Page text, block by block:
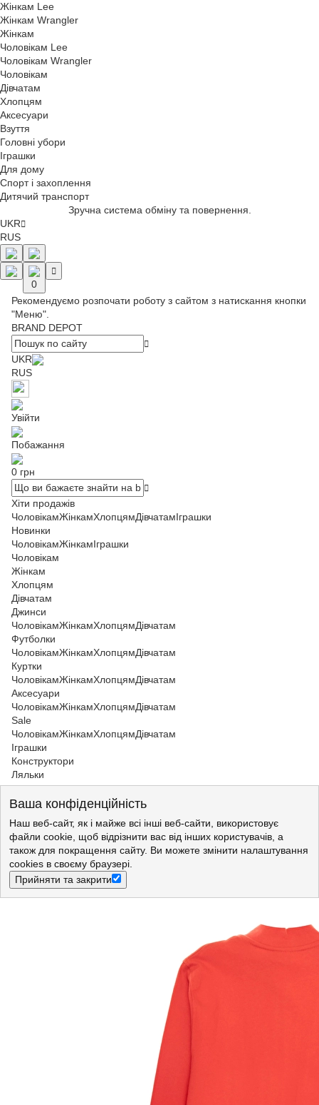
Жінкам Lee
Жінкам Wrangler
Жінкам
Чоловікам Lee
Чоловікам Wrangler
Чоловікам
Дівчатам
Хлопцям
Аксесуари
Взуття
Головні убори
Іграшки
Для дому
Спорт і захоплення
Дитячий транспорт
Зручна система обміну та повернення.
UKR
RUS
0
Рекомендуємо розпочати роботу з сайтом з натискання кнопки
"Меню".
BRAND DEPOT
UKR
RUS
Увійти
Побажання
0 грн
Хіти продажів
ЧоловікамЖінкамХлопцямДівчатамІграшки
Новинки
ЧоловікамЖінкамІграшки
Чоловікам
Жінкам
Хлопцям
Дівчатам
Джинси
ЧоловікамЖінкамХлопцямДівчатам
Футболки
ЧоловікамЖінкамХлопцямДівчатам
Куртки
ЧоловікамЖінкамХлопцямДівчатам
Аксесуари
ЧоловікамЖінкамХлопцямДівчатам
Sale
ЧоловікамЖінкамХлопцямДівчатам
Іграшки
Конструктори
Ляльки
Ваша конфіденційність
Наш веб-сайт, як і майже всі інші веб-сайти, використовує
файли cookie, щоб відрізнити вас від інших користувачів, а
також для покращення сайту. Ви можете змінити налаштування
cookies в своєму браузері.
Прийняти та закрити
Хлопцям>Кофти>Кофти Losan
Кофта Losan Junior boys (413-6652AA/51) Червоний